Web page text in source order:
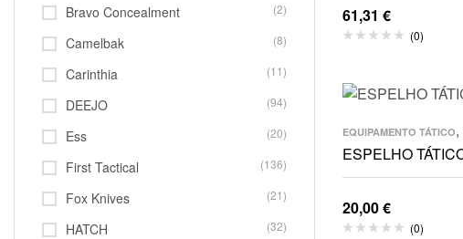
61,31 €
(0)
EQUIPAMENTO TÁTICO,
20,00€
(0)
Bravo Concealment (2)
Camelbak (8)
Carinthia (11)
DEEJO (94)
Ess (20)
First Tactical (136)
Fox Knives (21)
HATCH (32)